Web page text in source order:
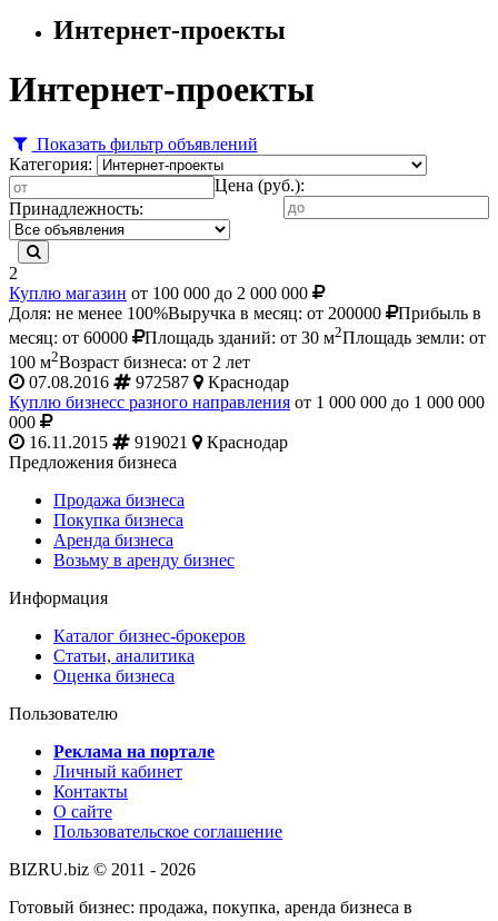
Интернет-проекты
Интернет-проекты
Показать фильтр объявлений
Категория:
Цена (руб.):
Принадлежность:
2
Куплю магазин от 100 000 до 2 000 000
Доля: не менее 100%Выручка в месяц: от 200000
Прибыль в
месяц: от 60000
Площадь зданий: от 30 м2Площадь земли: от
100 м2Возраст бизнеса: от 2 лет
07.08.2016
972587
Краснодар
Куплю бизнесс разного направления от 1 000 000 до 1 000 000
000
16.11.2015
919021
Краснодар
Предложения бизнеса
Продажа бизнеса
Покупка бизнеса
Аренда бизнеса
Возьму в аренду бизнес
Информация
Каталог бизнес-брокеров
Статьи, аналитика
Оценка бизнеса
Пользователю
Реклама на портале
Личный кабинет
Контакты
О сайте
Пользовательское соглашение
BIZRU.biz © 2011 - 2026
Готовый бизнес: продажа, покупка, аренда бизнеса в